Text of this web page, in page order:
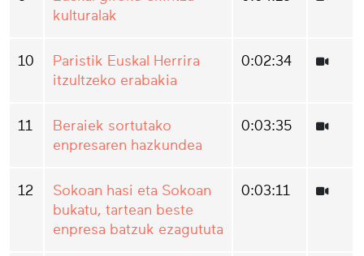
kulturalak
10
Paristik Euskal Herrira
itzultzeko erabakia
0:02:34
11
Beraiek sortutako
enpresaren hazkundea
0:03:35
12
Sokoan hasi eta Sokoan
bukatu, tartean beste
enpresa batzuk ezagututa
0:03:11